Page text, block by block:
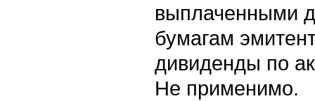
выплаченными
бумагам
дивиденды по
Не применимо.